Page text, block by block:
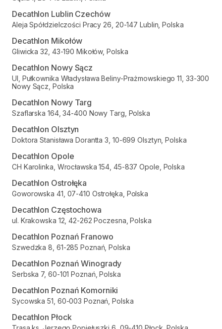
Decathlon Lublin Czechów
Aleja Spółdzielczości Pracy 26, 20-147 Lublin, Polska
Decathlon Mikołów
Gliwicka 32, 43-190 Mikołów, Polska
Decathlon Nowy Sącz
Ul, Pułkownika Władysława Beliny-Prażmowskiego 11, 33-300
Nowy Sącz, Polska
Decathlon Nowy Targ
Szaflarska 164, 34-400 Nowy Targ, Polska
Decathlon Olsztyn
Doktora Stanisława Dorantta 3, 10-699 Olsztyn, Polska
Decathlon Opole
CH Karolinka, Wrocławska 154, 45-837 Opole, Polska
Decathlon Ostrołęka
Goworowska 41, 07-410 Ostrołęka, Polska
Decathlon Częstochowa
ul. Krakowska 12, 42-262 Poczesna, Polska
Decathlon Poznań Franowo
Szwedzka 8, 61-285 Poznań, Polska
Decathlon Poznań Winogrady
Serbska 7, 60-101 Poznań, Polska
Decathlon Poznań Komorniki
Sycowska 51, 60-003 Poznań, Polska
Decathlon Płock